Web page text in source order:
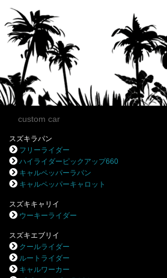
custom car
スズキラパン
フリーライダー
ハイライダーピックアップ660
キャルペッパーラパン
キャルペッパーキャロット
スズキキャリイ
ウーキーライダー
スズキエブリイ
クールライダー
ルートライダー
キャルワーカー